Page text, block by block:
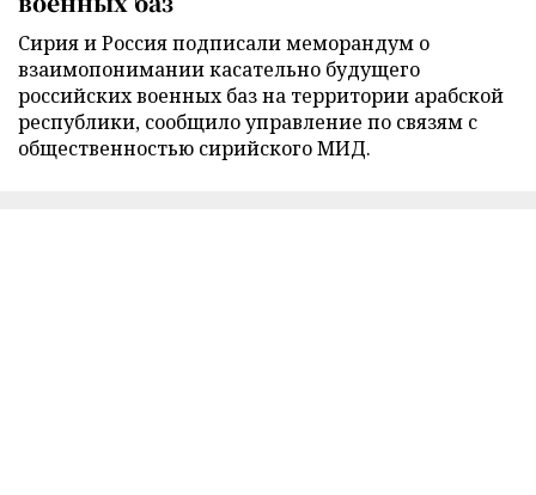
Сирия и Россия подписали меморандум о
взаимопонимании касательно будущего
российских военных баз на территории арабской
республики, сообщило управление по связям с
общественностью сирийского МИД.